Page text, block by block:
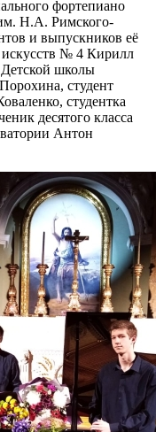
фортепиано
Н.А. Римского-
и выпускников её
искусств № 4 Кирилл
Детской школы
студент
студентка
десятого класса
Антон